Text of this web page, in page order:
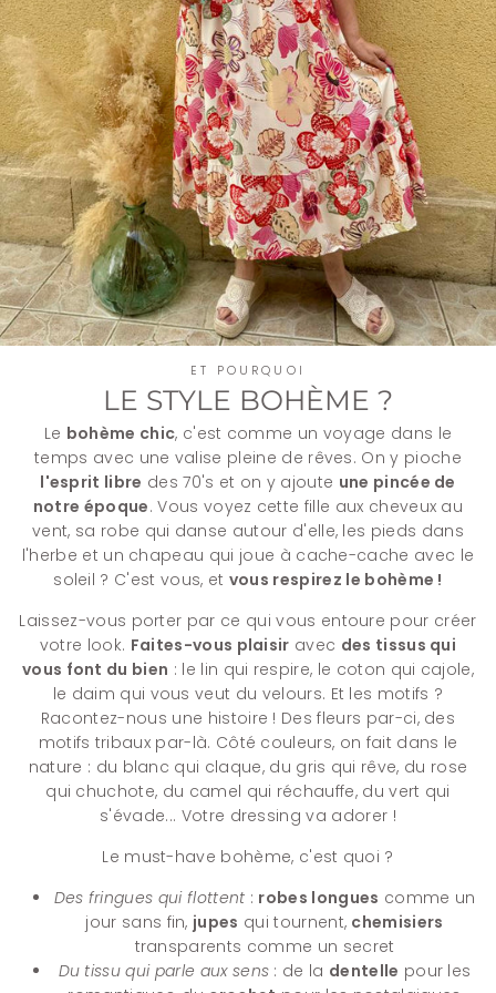
ET POURQUOI
LE STYLE BOHÈME ?
Le bohème chic, c'est comme un voyage dans le
temps avec une valise pleine de rêves. On y pioche
l'esprit libre des 70's et on y ajoute une pincée de
notre époque. Vous voyez cette fille aux cheveux au
vent, sa robe qui danse autour d'elle, les pieds dans
l'herbe et un chapeau qui joue à cache-cache avec le
soleil ? C'est vous, et vous respirez le bohème !
Laissez-vous porter par ce qui vous entoure pour créer
votre look. Faites-vous plaisir avec des tissus qui
vous font du bien : le lin qui respire, le coton qui cajole,
le daim qui vous veut du velours. Et les motifs ?
Racontez-nous une histoire ! Des fleurs par-ci, des
motifs tribaux par-là. Côté couleurs, on fait dans le
nature : du blanc qui claque, du gris qui rêve, du rose
qui chuchote, du camel qui réchauffe, du vert qui
s'évade... Votre dressing va adorer !
Le must-have bohème, c'est quoi ?
Des fringues qui flottent : robes longues comme un
jour sans fin, jupes qui tournent, chemisiers
transparents comme un secret
Du tissu qui parle aux sens : de la dentelle pour les